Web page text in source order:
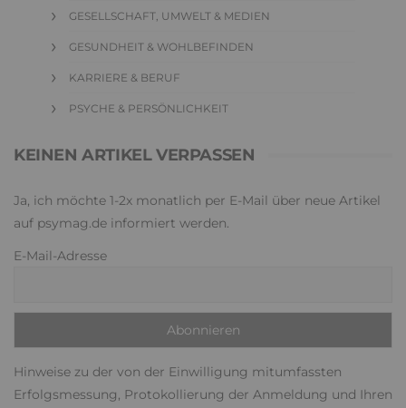
GESELLSCHAFT, UMWELT & MEDIEN
GESUNDHEIT & WOHLBEFINDEN
KARRIERE & BERUF
PSYCHE & PERSÖNLICHKEIT
KEINEN ARTIKEL VERPASSEN
Ja, ich möchte 1-2x monatlich per E-Mail über neue Artikel
auf psymag.de informiert werden.
E-Mail-Adresse
Hinweise zu der von der Einwilligung mitumfassten
Erfolgsmessung, Protokollierung der Anmeldung und Ihren